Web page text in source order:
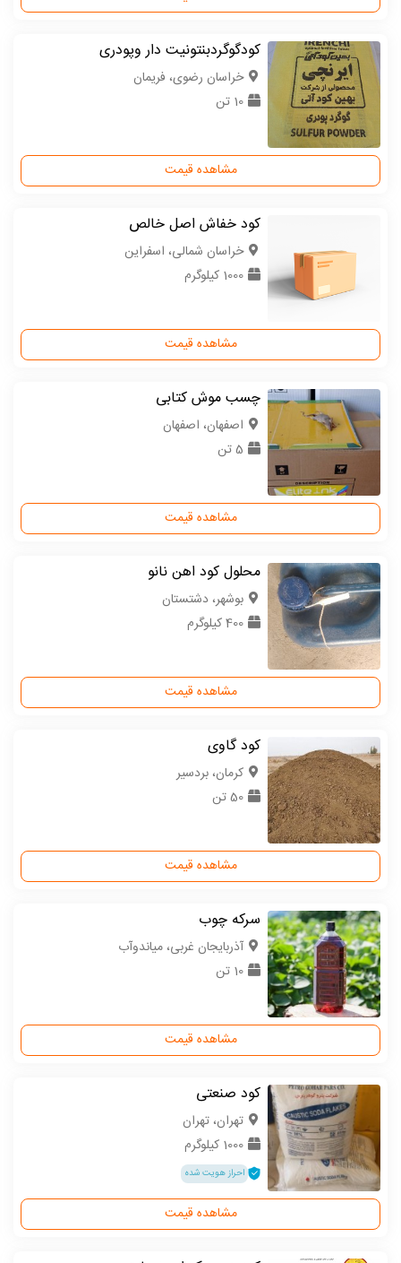
کودگوگردبنتونیت دار وپودری
خراسان رضوی، فریمان
10 تن
مشاهده قیمت
کود خفاش اصل خالص
خراسان شمالی، اسفراین
1000 کیلوگرم
مشاهده قیمت
چسب موش کتابی
اصفهان، اصفهان
5 تن
مشاهده قیمت
محلول کود اهن نانو
بوشهر، دشتستان
400 کیلوگرم
مشاهده قیمت
کود گاوی
كرمان، بردسیر
50 تن
مشاهده قیمت
سرکه چوب
آذربایجان غربی، میاندوآب
10 تن
مشاهده قیمت
کود صنعتی
تهران، تهران
1000 کیلوگرم
احراز هویت شده
مشاهده قیمت